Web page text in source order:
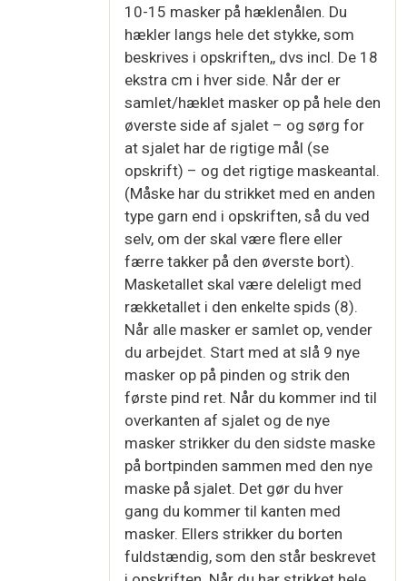
10-15 masker på hæklenålen. Du
hækler langs hele det stykke, som
beskrives i opskriften,, dvs incl. De 18
ekstra cm i hver side. Når der er
samlet/hæklet masker op på hele den
øverste side af sjalet – og sørg for
at sjalet har de rigtige mål (se
opskrift) – og det rigtige maskeantal.
(Måske har du strikket med en anden
type garn end i opskriften, så du ved
selv, om der skal være flere eller
færre takker på den øverste bort).
Masketallet skal være deleligt med
rækketallet i den enkelte spids (8).
Når alle masker er samlet op, vender
du arbejdet. Start med at slå 9 nye
masker op på pinden og strik den
første pind ret. Når du kommer ind til
overkanten af sjalet og de nye
masker strikker du den sidste maske
på bortpinden sammen med den nye
maske på sjalet. Det gør du hver
gang du kommer til kanten med
masker. Ellers strikker du borten
fuldstændig, som den står beskrevet